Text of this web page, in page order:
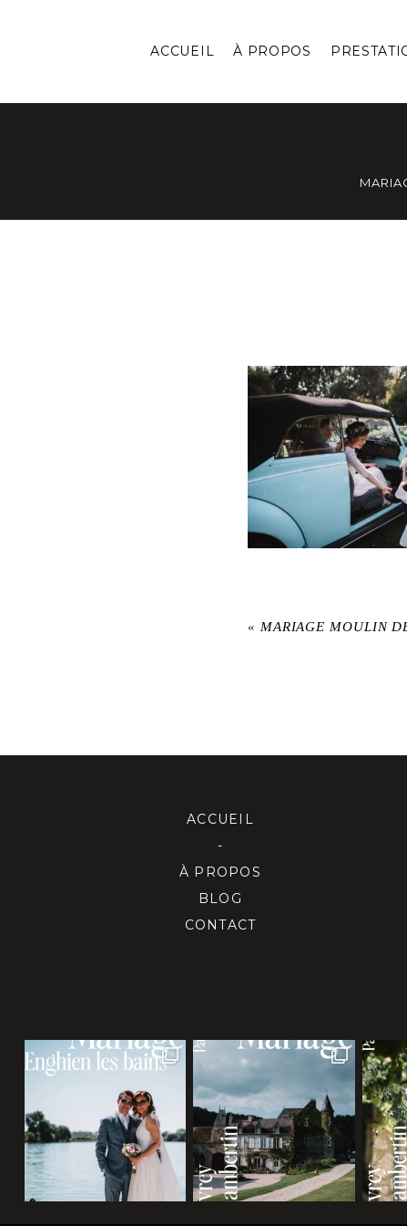
ACCUEIL À PROPOS
« MARIAGE MOULIN
ACCUEIL
-
À PROPOS
BLOG
CONTACT